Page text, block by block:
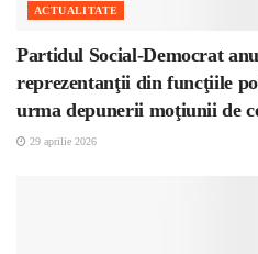
ACTUALITATE
Partidul Social-Democrat
reprezentanţii din funcţiile
urma depunerii moţiunii de
29 aprilie 2026